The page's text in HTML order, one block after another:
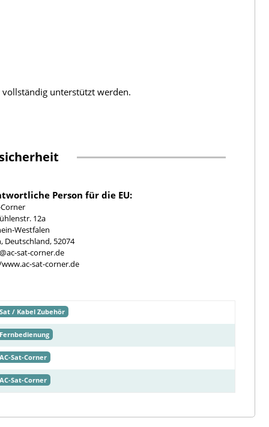
unterstützt werden.
Person für die EU:
12a
Westfalen
Deutschland, 52074
sat-corner.de
sat-corner.de
Sat / Kabel Zubehör
Fernbedienung
AC-Sat-Corner
AC-Sat-Corner